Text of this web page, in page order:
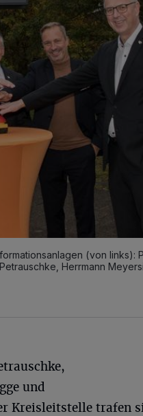
(von links):
Herrmann
und
Kreisleitstelle trafen